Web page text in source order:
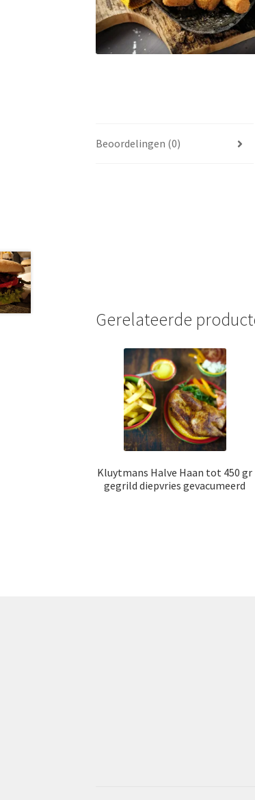
Beoordelingen (0)
Gerelateerde
Kluytmans Halve Haan tot 450 gr
gegrild diepvries gevacumeerd